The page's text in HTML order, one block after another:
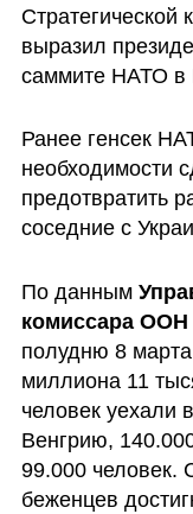
Стратегической
выразил
саммите НАТО в
Ранее генсек
необходимости
предотвратить
соседние с
По данным
комиссара ООН
полудню 8
миллиона 11
человек уехали
Венгрию,
99.000 человек.
беженцев